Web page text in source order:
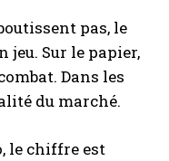
pas, le
jeu. Sur le papier,
Dans les
du marché.
le chiffre est